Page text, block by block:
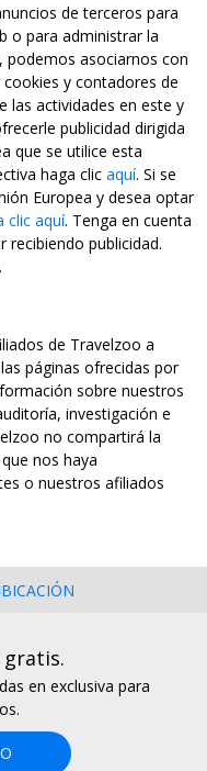
de terceros para
o para administrar la
podemos asociarnos con
y contadores de
las actividades en este y
publicidad dirigida
que se utilice esta
haga clic aquí. Si se
Europea y desea optar
clic aquí. Tenga en cuenta
recibiendo publicidad.
de Travelzoo a
páginas ofrecidas por
sobre nuestros
investigación e
no compartirá la
nos haya
o nuestros afiliados
gratis.
en exclusiva para